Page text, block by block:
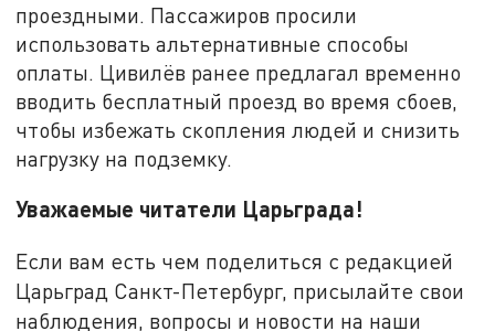
проездными. Пассажиров просили
использовать альтернативные способы
оплаты. Цивилёв ранее предлагал временно
вводить бесплатный проезд во время сбоев,
чтобы избежать скопления людей и снизить
нагрузку на подземку.
Уважаемые читатели Царьграда!
Если вам есть чем поделиться с редакцией
Царьград Санкт-Петербург, присылайте свои
наблюдения, вопросы и новости на наши